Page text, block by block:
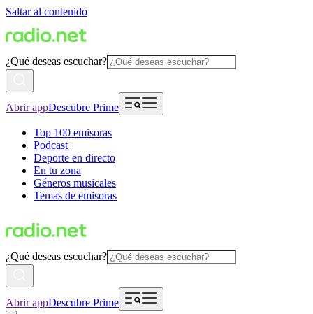
Saltar al contenido
¿Qué deseas escuchar?
Abrir appDescubre Prime
Top 100 emisoras
Podcast
Deporte en directo
En tu zona
Géneros musicales
Temas de emisoras
¿Qué deseas escuchar?
Abrir appDescubre Prime